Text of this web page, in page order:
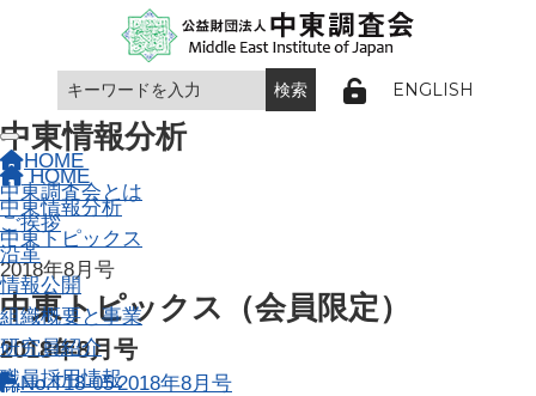
ENGLISH
Toggle navigation
HOME
中東調査会とは
ご挨拶
沿革
情報公開
組織概要と事業
研究員紹介
職員採用情報
中東情報分析
HOME
中東情報分析
中東トピックス
2018年8月号
中東トピックス（会員限定）
2018年8月号
No.T18-05 2018年8月号